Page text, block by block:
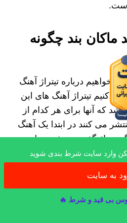
ماکان بند چگونه
خواهیم درباره تیتراژ آهنگ
کنیم تیتراژ آهنگ های این
که آنها برای هر کدام از
می‌ کنند در ابتدا یک آهنگ
تیتراژ گفته می شود برای
آهنگ جدید ماکان بند دلمو دزدید
شکن وارد سایت شرط بندی شوید
به سایت